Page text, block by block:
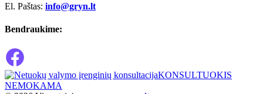
El. Paštas: info@gryn.lt
Bendraukime:
KONSULTUOKIS
NEMOKAMA